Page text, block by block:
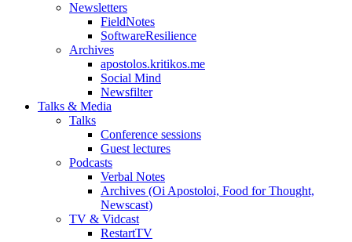
Newsletters
FieldNotes
SoftwareResilience
Archives
apostolos.kritikos.me
Social Mind
Newsfilter
Talks & Media
Talks
Conference sessions
Guest lectures
Podcasts
Verbal Notes
Archives (Oi Apostoloi, Food for Thought,
Newscast)
TV & Vidcast
RestartTV